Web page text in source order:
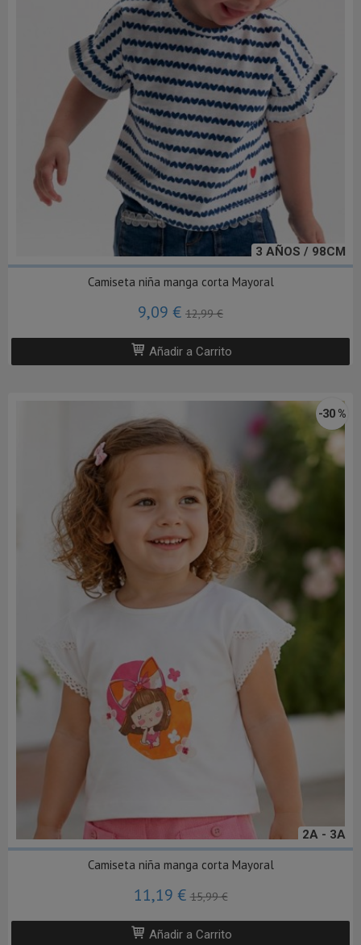
3 AÑOS / 98CM
Camiseta niña manga corta Mayoral
9,09 € 12,99 €
Añadir a Carrito
2A - 3A
-30 %
Camiseta niña manga corta Mayoral
11,19 €15,99 €
Añadir a Carrito